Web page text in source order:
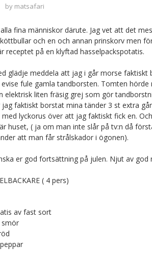
by matsafari
fina människor därute. Jag vet att det
och en och annan prinskorv men
receptet på en klyftad hasselpackspotatis.
glädje meddela att jag i går morse
fule gamla tandborsten. Tomten
elektrisk liten fräsig grej som gör
faktiskt borstat mina tänder 3 st extra
lyckorus över att jag faktiskt fick en.
huset, ( ja om man inte slår på tv:n då
att man får strålskador i ögonen).
er god fortsättning på julen. Njut av god
( 4 pers)
av fast sort
smör